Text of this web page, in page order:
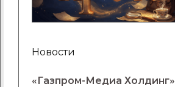
Новости
«Газпром-Медиа Холдинг»